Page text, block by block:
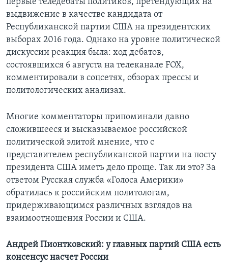
первые теледебаты политиков, претендующих на
выдвижение в качестве кандидата от
Республиканской партии США на президентских
выборах 2016 года. Однако на уровне политической
дискуссии реакция была: ход дебатов,
состоявшихся 6 августа на телеканале FOX,
комментировали в соцсетях, обзорах прессы и
политологических анализах.
Многие комментаторы припоминали давно
сложившееся и высказываемое российской
политической элитой мнение, что с
представителем республиканской партии на посту
президента США иметь дело проще. Так ли это? За
ответом Русская служба «Голоса Америки»
обратилась к российским политологам,
придерживающимся различных взглядов на
взаимоотношения России и США.
Андрей Пионтковский: у главных партий США есть
консенсус насчет России